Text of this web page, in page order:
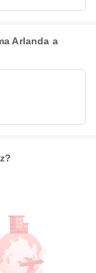
Arlanda a